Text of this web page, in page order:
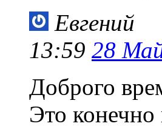
Евгений
13:59 28
Доброго
Это конечно